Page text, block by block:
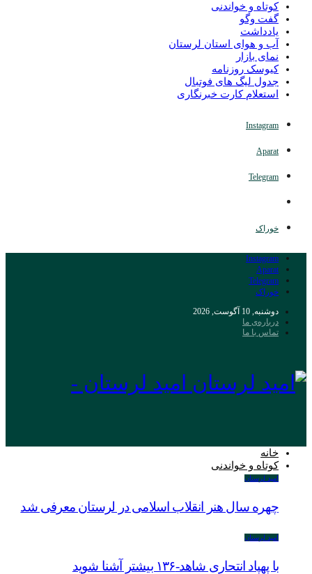
کوتاه و خواندنی
گفت وگو
یادداشت
آب و هوای استان لرستان
نمای بازار
کیوسک روزنامه
جدول لیگ های فوتبال
استعلام کارت خبرنگاری
Instagram
Aparat
Telegram
خوراک
Instagram
Aparat
Telegram
خوراک
دوشنبه, 10 آگوست, 2026
درباره‌ی ما
تماس با ما
امید لرستان -
خانه
کوتاه و خواندنی
امید لرستان
چهره سال هنر انقلاب اسلامی در لرستان معرفی شد
امید لرستان
با پهپاد انتحاری شاهد-۱۳۶ بیشتر آشنا شوید